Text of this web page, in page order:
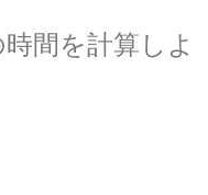
間を計算しよ